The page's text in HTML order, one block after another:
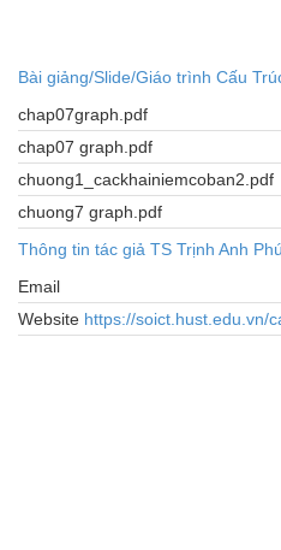
Bài giảng/Slide/Giáo trình Cấu
chap07graph.pdf
chap07 graph.pdf
chuong1_cackhainiemcoban2.pdf
chuong7 graph.pdf
Thông tin tác giả TS Trịnh Anh
Email
Website https://soict.hust.edu.vn/